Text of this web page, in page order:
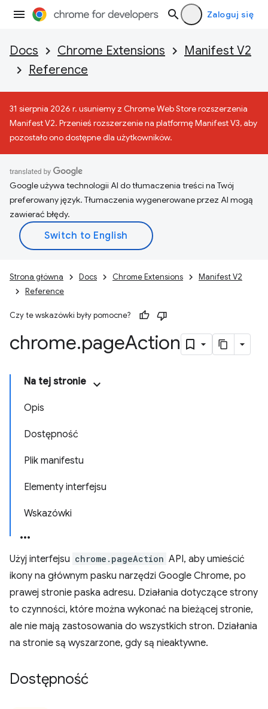
Zaloguj się
Docs Chrome Extensions
Manifest V2
Reference
31 sierpnia 2026 r. usuniemy z Chrome Web Store rozszerzenia
Manifest V2. Przenieś rozszerzenie na platformę Manifest V3, aby
pozostało ono dostępne dla użytkowników.
Google używa technologii AI do tłumaczenia treści na Twój
preferowany język. Tłumaczenia wygenerowane przez AI mogą
zawierać błędy.
Strona główna Docs Chrome Extensions
Manifest V2
Reference
Czy te wskazówki były pomocne?
chrome.pageAction
Na tej stronie
Opis
Dostępność
Plik manifestu
Elementy interfejsu
Wskazówki
Użyj interfejsu chrome.pageAction API, aby umieścić
ikony na głównym pasku narzędzi Google Chrome, po
prawej stronie paska adresu. Działania dotyczące strony
to czynności, które można wykonać na bieżącej stronie,
ale nie mają zastosowania do wszystkich stron. Działania
na stronie są wyszarzone, gdy są nieaktywne.
Dostępność